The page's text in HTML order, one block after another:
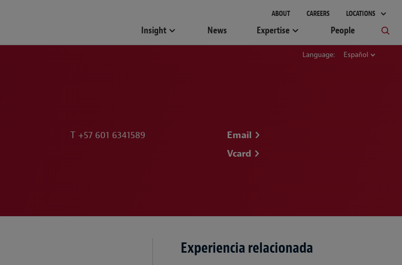
ABOUT CAREERS LOCATIONS
Insight News Expertise People
Language: Español
T +57 601 6341589
Email
Vcard
Experiencia relacionada